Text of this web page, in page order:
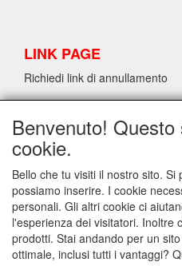
LINK PAGE
Richiedi link di annullamento
INFORMAZIONI SUL
Richiedi link di annullamento
INFO
Spedizione e condizioni
Contact
Benvenuto!
cookie.
Bello che tu visiti il nostro sito.
possiamo inserire. I cookie
personali. Gli altri cookie ci
l'esperienza dei visitatori. Inoltre
prodotti. Stai andando per un
ottimale, inclusi tutti i vantaggi?